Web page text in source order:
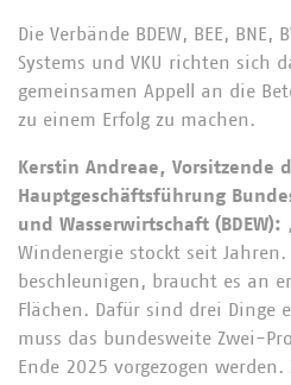
Die Verbände BDEW, BEE, BNE,
Systems und VKU richten sich
gemeinsamen Appell an die
zu einem Erfolg zu machen.
Kerstin Andreae, Vorsitzende
Hauptgeschäftsführung
und Wasserwirtschaft (BDEW):
Windenergie stockt seit
beschleunigen, braucht es an
Flächen. Dafür sind drei Dinge
muss das bundesweite Zwei-
Ende 2025 vorgezogen